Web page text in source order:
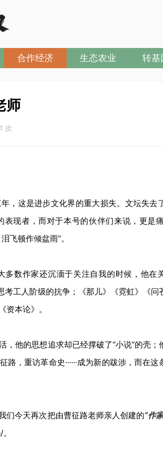
合作经济 生态农业 转基
师
次
，这是进步文化界的重大损失。文坛失去
现者，而对于本号的伙伴们来说，更是
飞顿作倾盆雨”。
数作家还沉湎于关注自我的时候，他在
考工人阶级的抗争；《那儿》《霓虹》《
本论》。
，他的思想追求却已经撑破了“小说”的壳
，重访革命史······成为新的跋涉，而在
们今天再次把由曹征路老师亲人创建的“作